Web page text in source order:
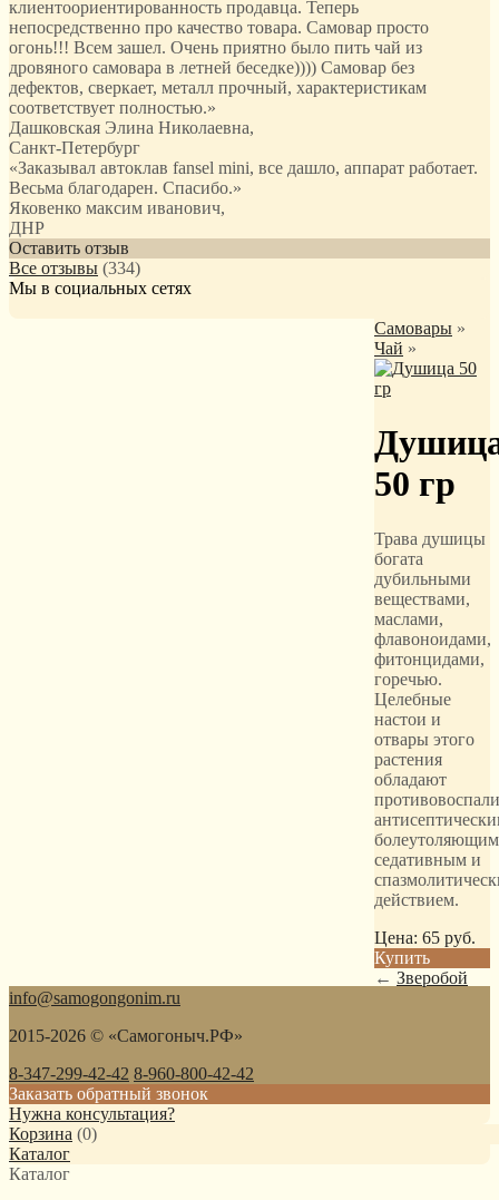
клиентоориентированность продавца. Теперь
непосредственно про качество товара. Самовар просто
огонь!!! Всем зашел. Очень приятно было пить чай из
дровяного самовара в летней беседке)))) Самовар без
дефектов, сверкает, металл прочный, характеристикам
соответствует полностью.»
Дашковская Элина Николаевна,
Санкт-Петербург
«Заказывал автоклав fansel mini, все дашло, аппарат работает.
Весьма благодарен. Спасибо.»
Яковенко максим иванович,
ДНР
Оставить отзыв
Все отзывы (334)
Мы в социальных сетях
Самовары »
Чай »
50 гр
Трава душицы
богата
дубильными
веществами,
маслами,
флавоноидами,
фитонцидами,
горечью.
Целебные
настои и
отвары этого
растения
обладают
седативным и
действием.
Цена: 65 руб.
Купить
← Зверобой
info@samogongonim.ru
2015-2026 © «Самогоныч.РФ»
8-347-299-42-42 8-960-800-42-42
Заказать обратный звонок
Нужна консультация?
Корзина (0)
Каталог
Каталог